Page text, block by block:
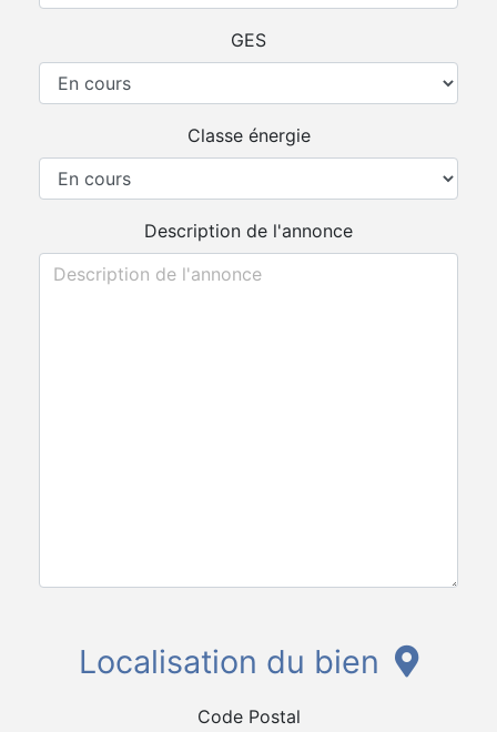
GES
Classe énergie
Description de l'annonce
Localisation du bien
Code Postal